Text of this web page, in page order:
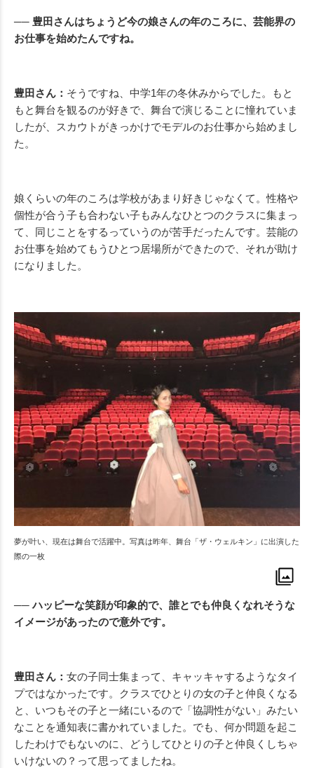
── 豊田さんはちょうど今の娘さんの年のころに、芸能界の
お仕事を始めたんですね。
豊田さん： そうですね、中学1年の冬休みからでした。もと
もと舞台を観るのが好きで、舞台で演じることに憧れていま
したが、スカウトがきっかけでモデルのお仕事から始めまし
た。
娘くらいの年のころは学校があまり好きじゃなくて。性格や
個性が合う子も合わない子もみんなひとつのクラスに集まっ
て、同じことをするっていうのが苦手だったんです。芸能の
お仕事を始めてもうひとつ居場所ができたので、それが助け
になりました。
夢が叶い、現在は舞台で活躍中。写真は昨年、舞台「ザ・ウェルキン」に出演した
際の一枚
── ハッピーな笑顔が印象的で、誰とでも仲良くなれそうな
イメージがあったので意外です。
豊田さん： 女の子同士集まって、キャッキャするようなタイ
プではなかったです。クラスでひとりの女の子と仲良くなる
と、いつもその子と一緒にいるので「協調性がない」みたい
なことを通知表に書かれていました。でも、何か問題を起こ
したわけでもないのに、どうしてひとりの子と仲良くしちゃ
いけないの？って思ってましたね。